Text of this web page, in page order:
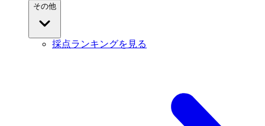
その他
採点ランキングを見る